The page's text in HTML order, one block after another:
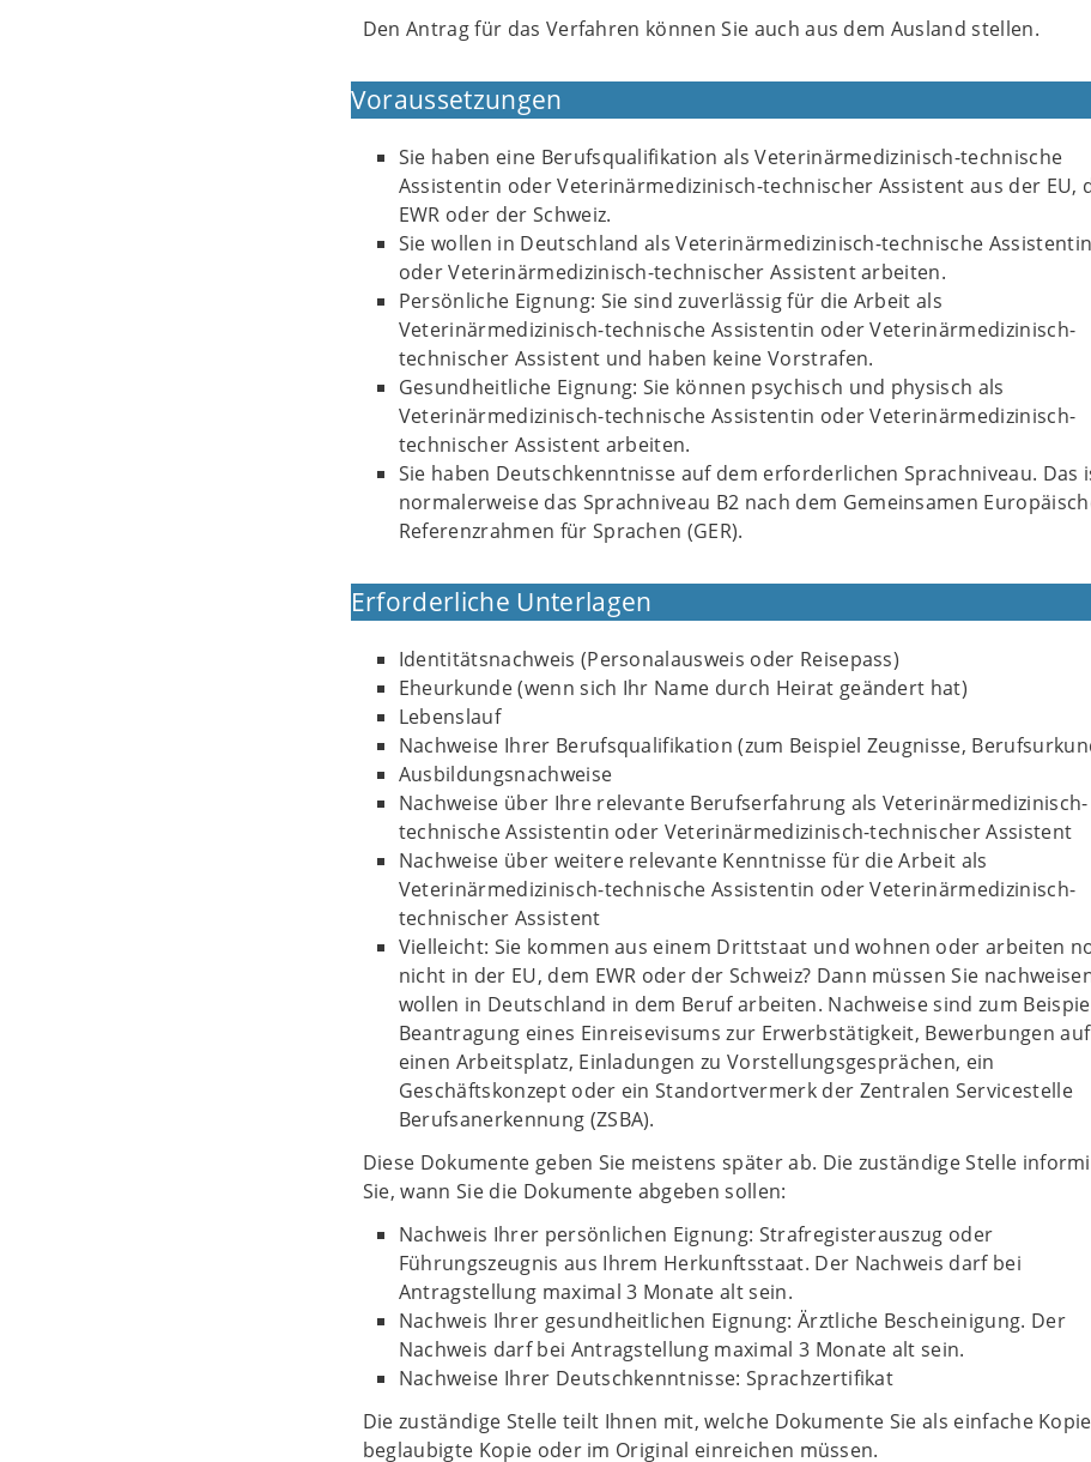
Den Antrag für das Verfahren können Sie auch aus dem Ausland stellen.
Voraussetzungen
Sie haben eine Berufsqualifikation als Veterinärmedizinisch-technische
Assistentin oder Veterinärmedizinisch-technischer Assistent aus der EU,
EWR oder der Schweiz.
Sie wollen in Deutschland als Veterinärmedizinisch-technische Assistentin
oder Veterinärmedizinisch-technischer Assistent arbeiten.
Persönliche Eignung: Sie sind zuverlässig für die Arbeit als
Veterinärmedizinisch-technische Assistentin oder Veterinärmedizinisch-
technischer Assistent und haben keine Vorstrafen.
Gesundheitliche Eignung: Sie können psychisch und physisch als
Veterinärmedizinisch-technische Assistentin oder Veterinärmedizinisch-
technischer Assistent arbeiten.
Sie haben Deutschkenntnisse auf dem erforderlichen Sprachniveau. Das
normalerweise das Sprachniveau B2 nach dem Gemeinsamen
Referenzrahmen für Sprachen (GER).
Erforderliche Unterlagen
Identitätsnachweis (Personalausweis oder Reisepass)
Eheurkunde (wenn sich Ihr Name durch Heirat geändert hat)
Lebenslauf
Nachweise Ihrer Berufsqualifikation (zum Beispiel Zeugnisse,
Ausbildungsnachweise
Nachweise über Ihre relevante Berufserfahrung als Veterinärmedizinisch-
technische Assistentin oder Veterinärmedizinisch-technischer Assistent
Nachweise über weitere relevante Kenntnisse für die Arbeit als
Veterinärmedizinisch-technische Assistentin oder Veterinärmedizinisch-
technischer Assistent
Vielleicht: Sie kommen aus einem Drittstaat und wohnen oder arbeiten
nicht in der EU, dem EWR oder der Schweiz? Dann müssen Sie
wollen in Deutschland in dem Beruf arbeiten. Nachweise sind zum
Beantragung eines Einreisevisums zur Erwerbstätigkeit, Bewerbungen auf
einen Arbeitsplatz, Einladungen zu Vorstellungsgesprächen, ein
Geschäftskonzept oder ein Standortvermerk der Zentralen Servicestelle
Berufsanerkennung (ZSBA).
Diese Dokumente geben Sie meistens später ab. Die zuständige Stelle
Sie, wann Sie die Dokumente abgeben sollen:
Nachweis Ihrer persönlichen Eignung: Strafregisterauszug oder
Führungszeugnis aus Ihrem Herkunftsstaat. Der Nachweis darf bei
Antragstellung maximal 3 Monate alt sein.
Nachweis Ihrer gesundheitlichen Eignung: Ärztliche Bescheinigung. Der
Nachweis darf bei Antragstellung maximal 3 Monate alt sein.
Nachweise Ihrer Deutschkenntnisse: Sprachzertifikat
Die zuständige Stelle teilt Ihnen mit, welche Dokumente Sie als einfache
beglaubigte Kopie oder im Original einreichen müssen.